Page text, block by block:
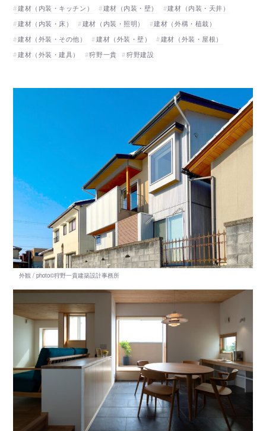
建材（内装・キッチン）
建材（内装・壁）
建材（内装・天井）
建材（内装・床）
建材（内装・照明）
建材（外構・植栽）
建材（外装・その他）
建材（外装・壁）
建材（外装・屋根）
建材（外装・建具）
狩野一貴 狩野建設